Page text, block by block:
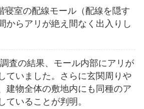
寝室の配線モール（配線を隠す
からアリが絶え間なく出入りし
調査の結果、モール内部にアリが
ていました。さらに玄関周りや
建物全体の敷地内にも同種のア
ていることが判明。